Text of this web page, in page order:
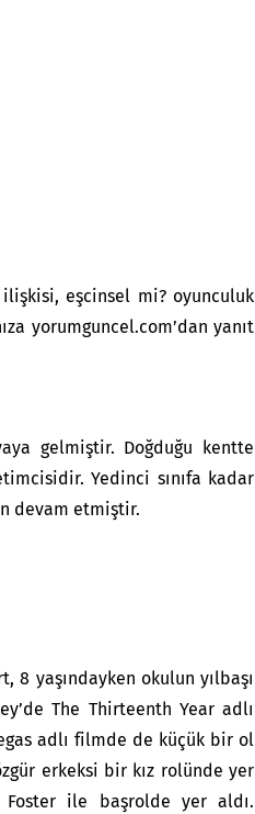
eşcinsel mi? oyunculuk
yorumguncel.com’dan yanıt
gelmiştir. Doğduğu kentte
Yedinci sınıfa kadar
devam etmiştir.
yaşındayken okulun yılbaşı
The Thirteenth Year adlı
adlı filmde de küçük bir ol
erkeksi bir kız rolünde yer
ile başrolde yer aldı.